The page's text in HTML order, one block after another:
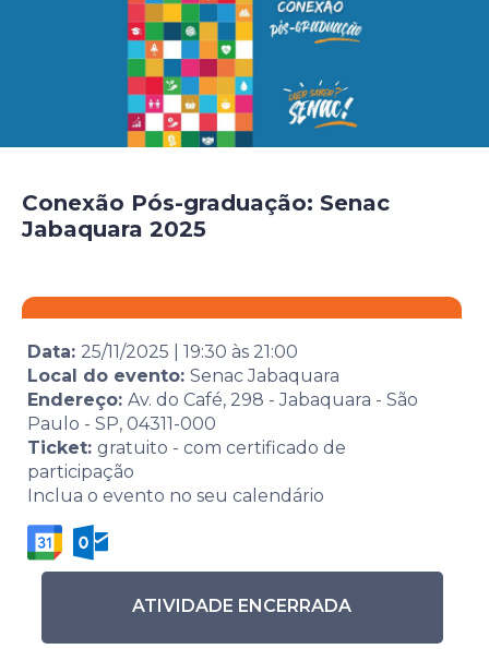
Conexão Pós-graduação: Senac
Jabaquara 2025
Data: 25/11/2025 19:30 às 21:00
Local do evento: Senac Jabaquara
Endereço: Av. do Café, 298 - Jabaquara - São
Paulo - SP, 04311-000
Ticket: gratuito - com certificado de
participação
Inclua o evento no seu calendário
ATIVIDADE ENCERRADA